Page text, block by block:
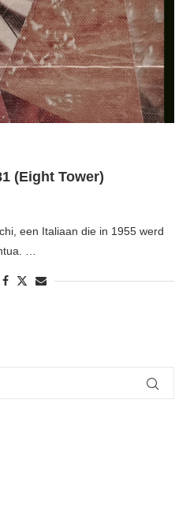
(Eight Tower)
een Italiaan die in 1955 werd
…